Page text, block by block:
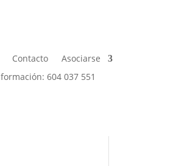
Contacto
Asociarse
formación: 604 037 551